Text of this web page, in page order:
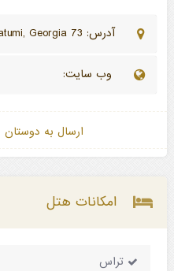
آدرس: 73 Pushkin Street, 6000 Batumi, Georgia
وب سایت:
ارسال به دوستان
امکانات هتل
تراس